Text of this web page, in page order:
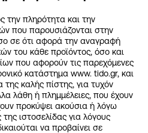
την πληρότητα και την
που παρουσιάζονται στην
σε ότι αφορά την αναγραφή
του κάθε προϊόντος, όσο και
που αφορούν τις παρεχόμενες
κατάστημα www. tido.gr, και
καλής πίστης, για τυχόν
λάθη ή πλημμέλειες, που έχουν
προκύψει ακούσια ή λόγω
ιστοσελίδας για λόγους
να προβαίνει σε